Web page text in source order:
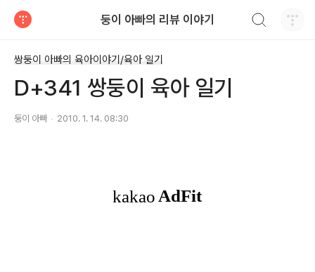
둥이 아빠의 리뷰 이야기
쌍둥이 아빠의 육아이야기/육아 일기
D+341 쌍둥이 육아 일기
둥이 아빠 2010. 1. 14. 08:30